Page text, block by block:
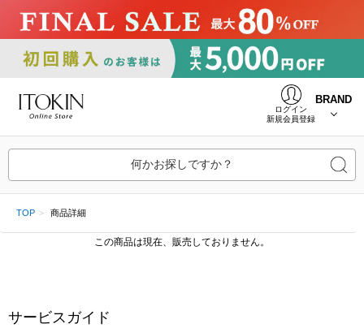
ログイン
新規会員登録
BRAND
何かお探しですか？
TOP 商品詳細
この商品は現在、販売しておりません。
サービスガイド